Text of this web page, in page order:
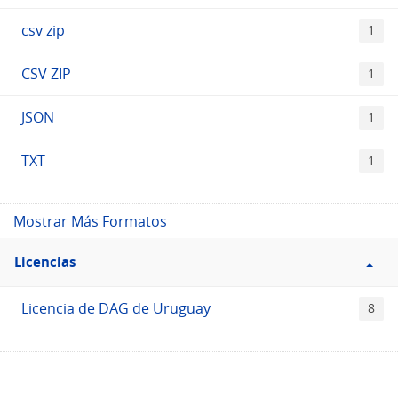
csv zip 1
CSV ZIP 1
JSON 1
TXT 1
Mostrar Más Formatos
Filtro
Licencias
Licencias
Licencia de DAG de Uruguay 8